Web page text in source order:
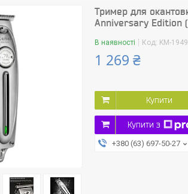
Тример для
Anniversary Edition
В наявності Код: KM-
1 269 ₴
Купити
Купити з
+380 (63) 697-50-27